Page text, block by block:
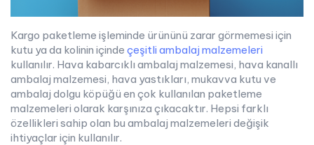
Kargo paketleme işleminde ürününü zarar görmemesi için
kutu ya da kolinin içinde çeşitli ambalaj malzemeleri
kullanılır. Hava kabarcıklı ambalaj malzemesi, hava kanallı
ambalaj malzemesi, hava yastıkları, mukavva kutu ve
ambalaj dolgu köpüğü en çok kullanılan paketleme
malzemeleri olarak karşınıza çıkacaktır. Hepsi farklı
özellikleri sahip olan bu ambalaj malzemeleri değişik
ihtiyaçlar için kullanılır.